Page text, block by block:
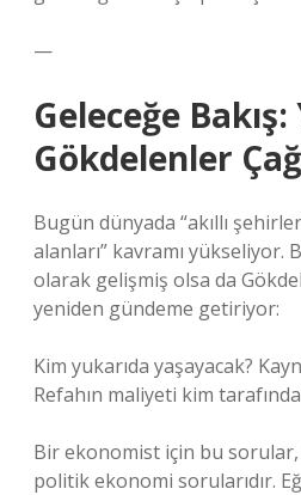
—
Geleceğe Bakış:
Gökdelenler
Bugün dünyada “akıllı
alanları” kavramı yükseliyor.
olarak gelişmiş olsa da
yeniden gündeme getiriyor:
Kim yukarıda yaşayacak?
Refahın maliyeti kim
Bir ekonomist için bu sorular,
politik ekonomi sorularıdır.